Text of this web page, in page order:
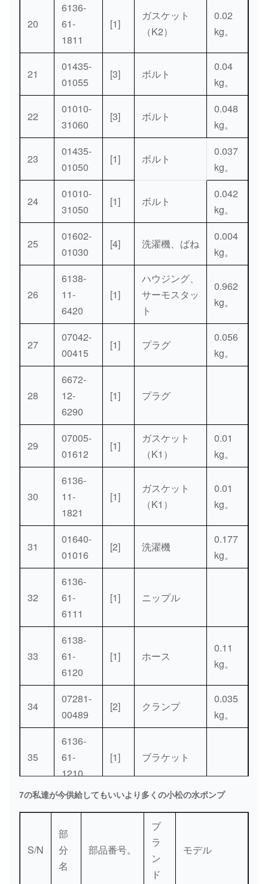
20
6136-
61-
1811
[1]
ガスケット
（K2）
0.02
kg。
21
01435-
01055
[3] ボルト
0.04
kg。
22
01010-
31060
[3] ボルト
0.048
kg。
23
01435-
01050
[1] ボルト
0.037
kg。
24
01010-
31050
[1] ボルト
0.042
kg。
25
01602-
01030
[4] 洗濯機、ばね
0.004
kg。
26
6138-
11-
6420
[1]
ハウジング、
サーモスタッ
ト
0.962
kg。
27
07042-
00415
[1] プラグ
0.056
kg。
28
6672-
12-
6290
[1] プラグ
29
07005-
01612
[1]
ガスケット
（K1）
0.01
kg。
30
6136-
11-
1821
[1]
ガスケット
（K1）
0.01
kg。
31
01640-
01016
[2] 洗濯機
0.177
kg。
32
6136-
61-
6111
[1] ニップル
33
6138-
61-
6120
[1] ホース
0.11
kg。
34
07281-
00489
[2] クランプ
0.035
kg。
35
6136-
61-
1210
[1] ブラケット
36
6112-
23-
6971
[1] スペーサ
01435-
01075
ボルト
7の私達が今供給してもいいより多くの小松の水ポンプ
S/N
部
分
名
部品番号。
ブ
ラ
ン
ド
モデル